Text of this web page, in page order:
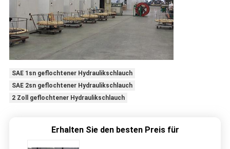
SAE 1sn geflochtener Hydraulikschlauch
SAE 2sn geflochtener Hydraulikschlauch
2 Zoll geflochtener Hydraulikschlauch
Erhalten Sie den besten Preis für